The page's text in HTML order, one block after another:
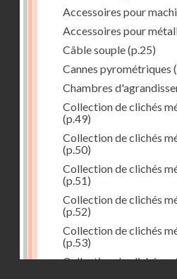
Accessoires pour
Accessoires pour
Câble souple(p.25)
Cannes pyrométriques
Chambres
Collection de clichés
(p.49)
Collection de clichés
(p.50)
Collection de clichés
(p.51)
Collection de clichés
(p.52)
Collection de clichés
(p.53)
Collection de clichés